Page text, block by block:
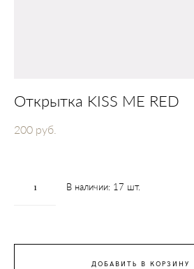
Открытка KISS ME RED
200 pуб.
В наличии: 17 шт.
ДОБАВИТЬ В КОРЗИНУ